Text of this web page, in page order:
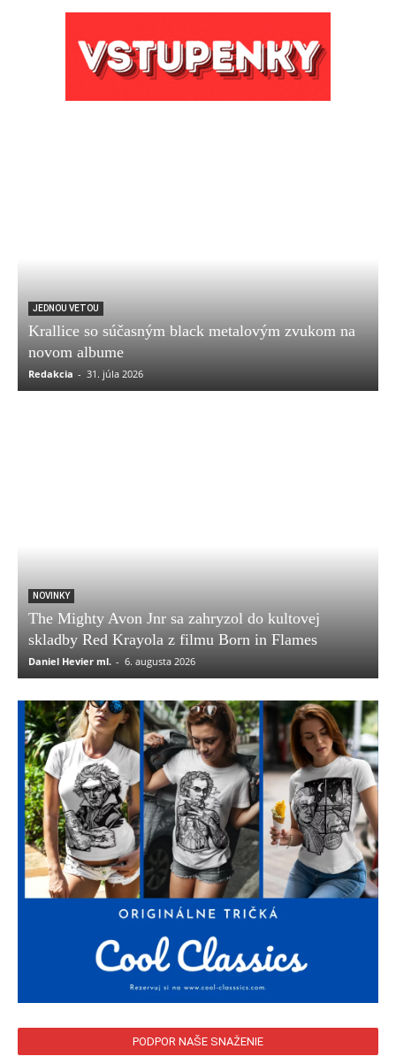
JEDNOU VETOU
Krallice so súčasným black metalovým zvukom na
novom albume
Redakcia - 31. júla 2026
NOVINKY
The Mighty Avon Jnr sa zahryzol do kultovej
skladby Red Krayola z filmu Born in Flames
Daniel Hevier ml. - 6. augusta 2026
PODPOR NAŠE SNAŽENIE